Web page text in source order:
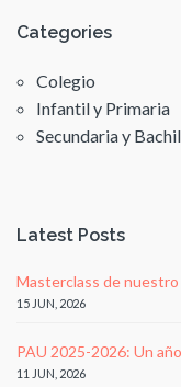
Categories
Colegio
Infantil y Primaria
Secundaria y
Latest Posts
Masterclass de nuestro
15 JUN, 2026
PAU 2025-2026: Un
11 JUN, 2026